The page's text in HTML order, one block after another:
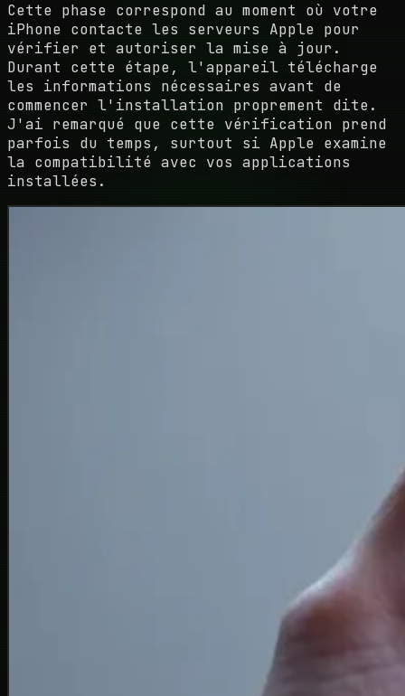
Cette phase correspond au moment où votre
iPhone contacte les serveurs Apple pour
vérifier et autoriser la mise à jour.
Durant cette étape, l'appareil télécharge
les informations nécessaires avant de
commencer l'installation proprement dite.
J'ai remarqué que cette vérification prend
parfois du temps, surtout si Apple examine
la compatibilité avec vos applications
installées.